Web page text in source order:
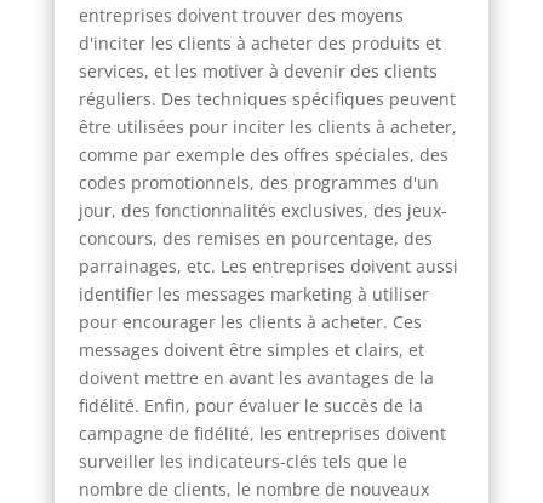
entreprises doivent trouver des moyens
d'inciter les clients à acheter des produits et
services, et les motiver à devenir des clients
réguliers. Des techniques spécifiques peuvent
être utilisées pour inciter les clients à acheter,
comme par exemple des offres spéciales, des
codes promotionnels, des programmes d'un
jour, des fonctionnalités exclusives, des jeux-
concours, des remises en pourcentage, des
parrainages, etc. Les entreprises doivent aussi
identifier les messages marketing à utiliser
pour encourager les clients à acheter. Ces
messages doivent être simples et clairs, et
doivent mettre en avant les avantages de la
fidélité. Enfin, pour évaluer le succès de la
campagne de fidélité, les entreprises doivent
surveiller les indicateurs-clés tels que le
nombre de clients, le nombre de nouveaux